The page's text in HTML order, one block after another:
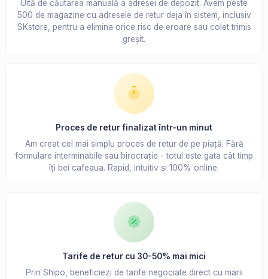
Uită de căutarea manuală a adresei de depozit. Avem peste
500 de magazine cu adresele de retur deja în sistem, inclusiv
SKstore, pentru a elimina orice risc de eroare sau colet trimis
greșit.
Proces de retur finalizat într-un minut
Am creat cel mai simplu proces de retur de pe piață. Fără
formulare interminabile sau birocrație - totul este gata cât timp
îți bei cafeaua. Rapid, intuitiv și 100% online.
Tarife de retur cu 30-50% mai mici
Prin Shipo, beneficiezi de tarife negociate direct cu marii